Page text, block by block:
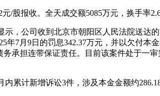
/股报收。全天成交额5085万元，换手率
，公司收到北京市朝阳区人民法院送达
7月9日的罚息342.37万元，并以欠付本
承担连带保证责任。目前该案件处于一
累计新增诉讼3件，涉及本金金额约